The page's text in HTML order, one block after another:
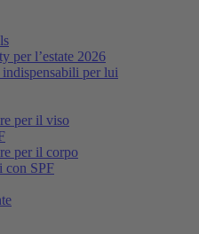
per l’estate 2026
per lui
per il viso
per il corpo
con SPF